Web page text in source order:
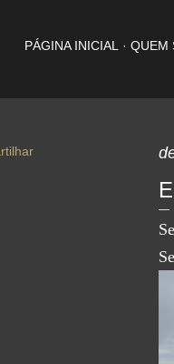
PÁGINA INICIAL QUEM